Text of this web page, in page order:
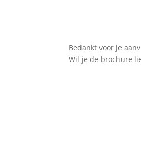
Bedankt voor je
Wil je de brochure